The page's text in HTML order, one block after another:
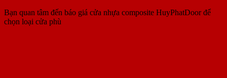
Bạn quan tâm đến báo giá cửa nhựa composite HuyPhatDoor để
chọn loại cửa phù